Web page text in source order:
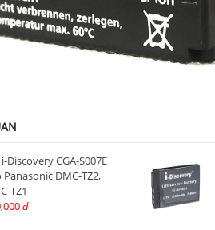
Discovery CGA-S007E
Panasonic DMC-TZ2,
TZ1
đ